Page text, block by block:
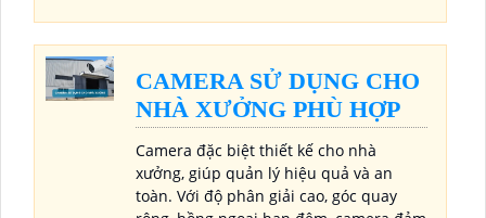
CAMERA SỬ DỤNG CHO
NHÀ XƯỞNG PHÙ HỢP
Camera đặc biệt thiết kế cho nhà
xưởng, giúp quản lý hiệu quả và an
toàn. Với độ phân giải cao, góc quay